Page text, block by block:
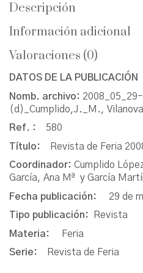
Descripción
Información adicional
Valoraciones (0)
DATOS DE LA PUBLICACIÓN
Nomb. archivo:
(d)_Cumplido,J._M.,
Ref. : 580
Título:
Revista de Feria
Coordinador: Cumplido
García, Ana Mª y García
Fecha publicación: 29 de
Tipo publicación:
Revista
Materia:
Feria
Serie:
Revista de Feria